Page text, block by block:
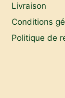
Livraison
Conditions
Politique de